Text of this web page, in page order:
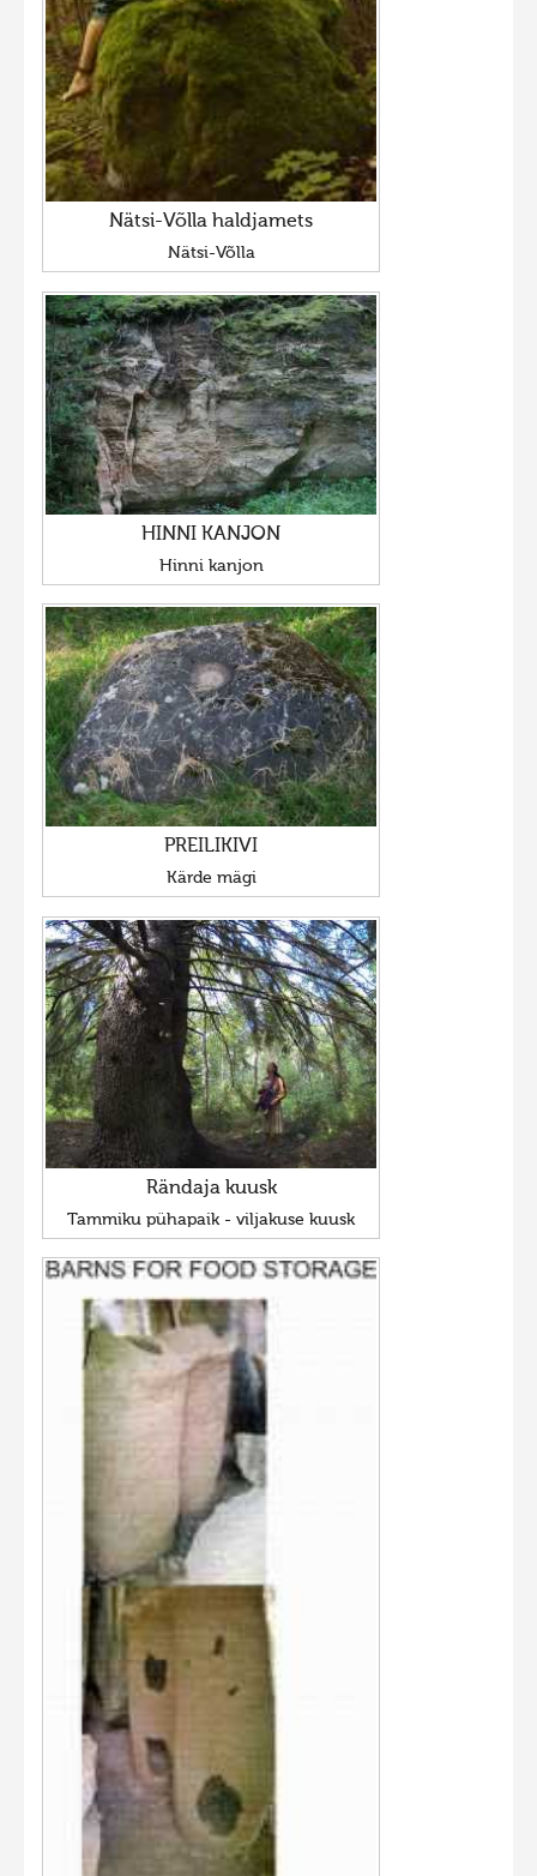
Nätsi-Võlla haldjamets
Nätsi-Võlla
HINNI KANJON
Hinni kanjon
PREILIKIVI
Kärde mägi
Rändaja kuusk
Tammiku pühapaik - viljakuse kuusk